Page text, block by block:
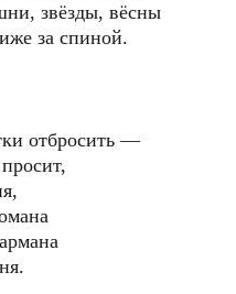
звëзды, вëсны
за спиной.
отбросить —